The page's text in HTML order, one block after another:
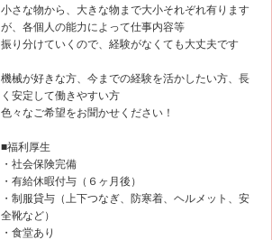
小さな物から、大きな物まで大小それぞれ有ります
が、各個人の能力によって仕事内容等
振り分けていくので、経験がなくても大丈夫です
機械が好きな方、今までの経験を活かしたい方、長
く安定して働きやすい方
色々なご希望をお聞かせください！
■福利厚生
・社会保険完備
・有給休暇付与（６ヶ月後）
・制服貸与（上下つなぎ、防寒着、ヘルメット、安
全靴など）
・食堂あり